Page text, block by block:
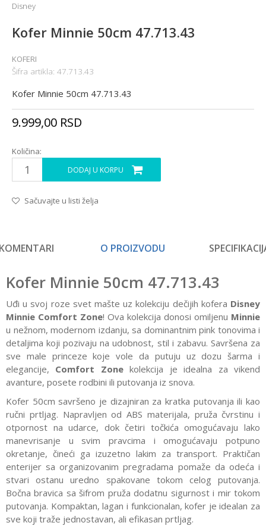
Disney
Kofer Minnie 50cm 47.713.43
KOFERI
Šifra artikla: 47.713.43
Kofer Minnie 50cm 47.713.43
9.999,00 RSD
Količina:
DODAJ U KORPU
Sačuvajte u listi želja
O PROIZVODU
Kofer Minnie 50cm 47.713.43
Uđi u svoj roze svet mašte uz kolekciju dečijih kofera Disney
Minnie Comfort Zone! Ova kolekcija donosi omiljenu Minnie
u nežnom, modernom izdanju, sa dominantnim pink tonovima i
detaljima koji pozivaju na udobnost, stil i zabavu. Savršena za
sve male princeze koje vole da putuju uz dozu šarma i
elegancije, Comfort Zonekolekcija je idealna za vikend
avanture, posete rodbini ili putovanja iz snova.
Kofer 50cm savršeno je dizajniran za kratka putovanja ili kao
ručni prtljag. Napravljen od ABS materijala, pruža čvrstinu i
otpornost na udarce, dok četiri točkića omogućavaju lako
manevrisanje u svim pravcima i omogućavaju potpuno
okretanje, čineći ga izuzetno lakim za transport. Praktičan
enterijer sa organizovanim pregradama pomaže da odeća i
stvari ostanu uredno spakovane tokom celog putovanja.
Bočna bravica sa šifrom pruža dodatnu sigurnost i mir tokom
putovanja. Kompaktan, lagan i funkcionalan, kofer je idealan za
sve koji traže jednostavan, ali efikasan prtljag.